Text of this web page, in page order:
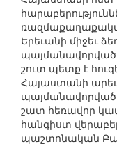
Երեւանի միջեւ
շուտ պետք է
Հայաստանի
շատ հեռավոր
հանգիստ
պաշտոնական